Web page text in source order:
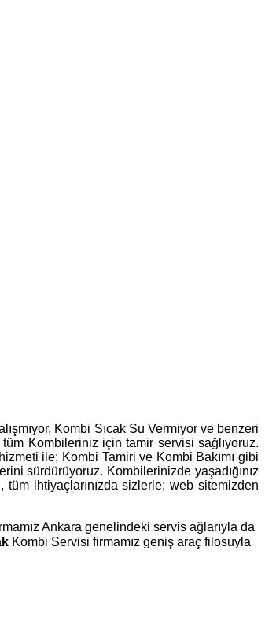
Kombi Sıcak Su Vermiyor ve benzeri
tüm Kombileriniz için tamir servisi sağlıyoruz.
ile; Kombi Tamiri ve Kombi Bakımı gibi
sürdürüyoruz. Kombilerinizde yaşadığınız
ihtiyaçlarınızda sizlerle; web sitemizden
Ankara genelindeki servis ağlarıyla da
Kombi Servisi firmamız geniş araç filosuyla